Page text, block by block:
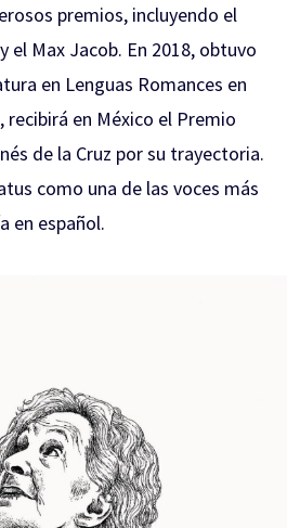
premios, incluyendo el
el Max Jacob. En 2018, obtuvo
en Lenguas Romances en
recibirá en México el Premio
de la Cruz por su trayectoria.
como una de las voces más
en español.